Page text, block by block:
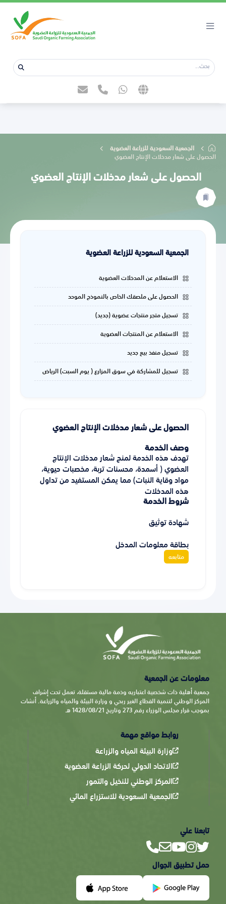
الجمعية السعودية للزراعة العضوية
الحصول على شعار مدخلات الإنتاج العضوي
الحصول على شعار مدخلات الإنتاج العضوي
الجمعية السعودية للزراعة العضوية
الاستعلام عن المدخلات العضوية
الحصول على ملصقك الخاص بالنموذج الموحد
تسجيل متجر منتجات عضوية (جديد)
الاستعلام عن المنتجات العضوية
تسجيل منفذ بيع جديد
تسجيل للمشاركة في سوق المزارع ( يوم السبت) الرياض
الحصول على شعار مدخلات الإنتاج العضوي
وصف الخدمة
تهدف هذه الخدمة لمنح شعار مدخلات الإنتاج
العضوي ( أسمدة، محسنات تربة، مخصبات حيوية،
مواد وقاية النبات) مما يمكن المستفيد من تداول
هذه المدخلات
شروط الخدمة
شهادة توثيق
بطاقة معلومات المدخل
متابعه
معلومات عن الجمعية
جمعية أهلية ذات شخصية اعتباريه وذمة مالية مستقلة، تعمل تحت إشراف
المركز الوطني لتنمية القطاع الغير ربحي و وزارة البيئة والمياه والزراعة. أنشات
بموجب قرار مجلس الوزراء رقم 273 وتاريخ 1428/08/21 هـ
روابط مواقع مهمة
وزارة البيئة المياه والزراعة
الاتحاد الدولي لحركة الزراعة العضوية
المركز الوطني للنخيل والتمور
الجمعية السعودية للاستزراع المائي
تابعنا علي
حمل تطبيق الجوال